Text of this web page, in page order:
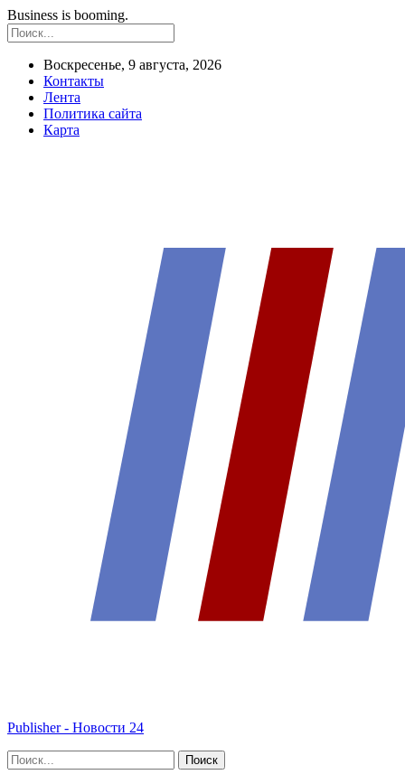
Business is booming.
Воскресенье, 9 августа, 2026
Контакты
Лента
Политика сайта
Карта
Publisher - Новости 24